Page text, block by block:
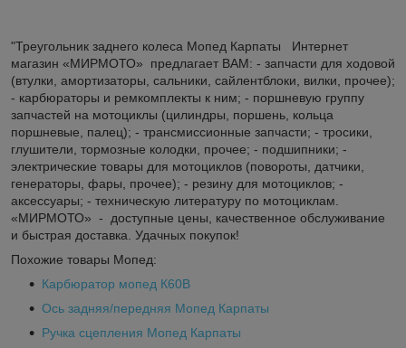
"Треугольник заднего колеса Мопед Карпаты Интернет
магазин «МИРМОТО» предлагает ВАМ: - запчасти для ходовой
(втулки, амортизаторы, сальники, сайлентблоки, вилки, прочее);
- карбюраторы и ремкомплекты к ним; - поршневую группу
запчастей на мотоциклы (цилиндры, поршень, кольца
поршневые, палец); - трансмиссионные запчасти; - тросики,
глушители, тормозные колодки, прочее; - подшипники; -
электрические товары для мотоциклов (повороты, датчики,
генераторы, фары, прочее); - резину для мотоциклов; -
аксессуары; - техническую литературу по мотоциклам.
«МИРМОТО» - доступные цены, качественное обслуживание
и быстрая доставка. Удачных покупок!
Похожие товары Мопед:
Карбюратор мопед К60В
Ось задняя/передняя Мопед Карпаты
Ручка сцепления Мопед Карпаты